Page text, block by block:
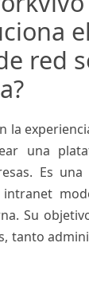
el
red
la
una
Es una
intranet
Su
tanto